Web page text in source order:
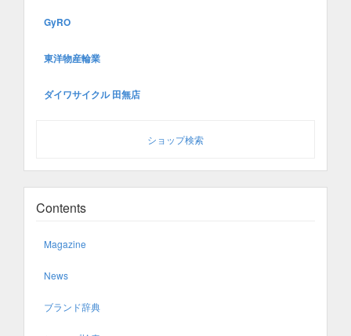
GyRO
東洋物産輪業
ダイワサイクル 田無店
ショップ検索
Contents
Magazine
News
ブランド辞典